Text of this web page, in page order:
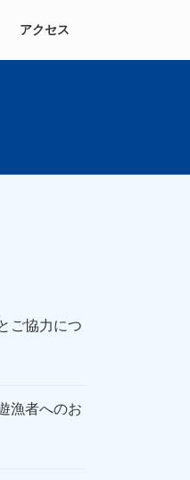
アクセス
ご協力につ
漁者へのお